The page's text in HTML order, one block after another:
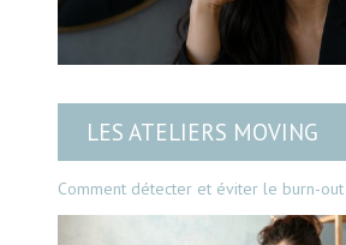
LES ATELIERS MOVING
Comment détecter et éviter le burn-out